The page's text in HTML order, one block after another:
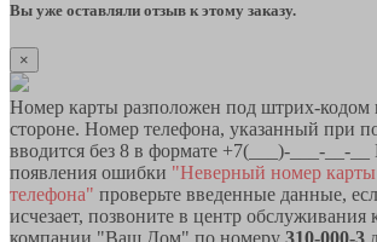
Вы уже оставляли отзыв к этому заказу.
×
Номер карты разположен под штрих-кодом
стороне. Номер телефона, указанный при
вводится без 8 в формате +7(___)-___-__-__
появления ошибки "Неверный номер
телефона" проверьте введенные данные,
исчезает, позвоните в центр обслуживания